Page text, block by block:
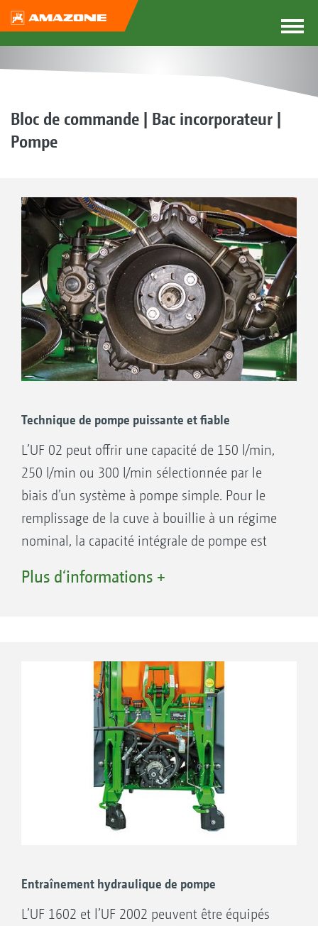
Bloc de commande | Bac incorporateur |
Pompe
Technique de pompe puissante et fiable
L’UF 02 peut offrir une capacité de 150 l/min,
250 l/min ou 300 l/min sélectionnée par le
biais d’un système à pompe simple. Pour le
remplissage de la cuve à bouillie à un régime
nominal, la capacité intégrale de pompe est
d’aspirer le contenu de l’incorporateur ou
Avantages de la pompe à pistons
membranes :
Simplicité d’utilisation grâce à l’amorçage
automatique au début du processus de
remplissage
Capacités de pulvérisation continues très
élevées avec des pressions jusqu’à 10 bars
Longévité élevée
Plus d‘informations +
Entraînement hydraulique de pompe
L’UF 1602 et l’UF 2002 peuvent être équipés